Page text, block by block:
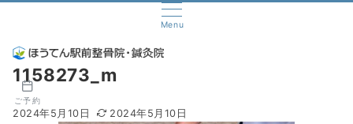
Menu
ご予約
1158273_m
2024年5月10日 2024年5月10日